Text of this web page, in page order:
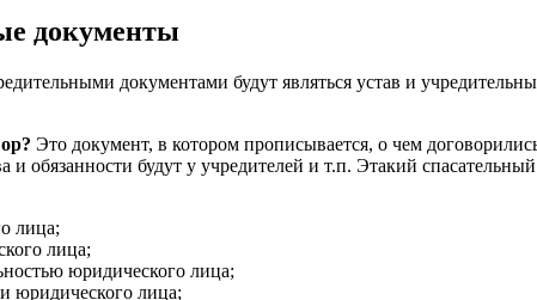
документы
документами будут являться устав и
Это документ, в котором прописывается, о чем
и обязанности будут у учредителей и т.п. Этакий
лица;
лица;
юридического лица;
юридического лица;